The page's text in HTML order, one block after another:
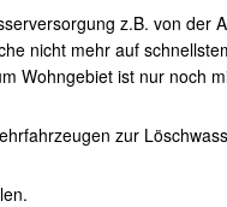
z.B. von der
nicht mehr auf
Wohngebiet ist nur noch
zur